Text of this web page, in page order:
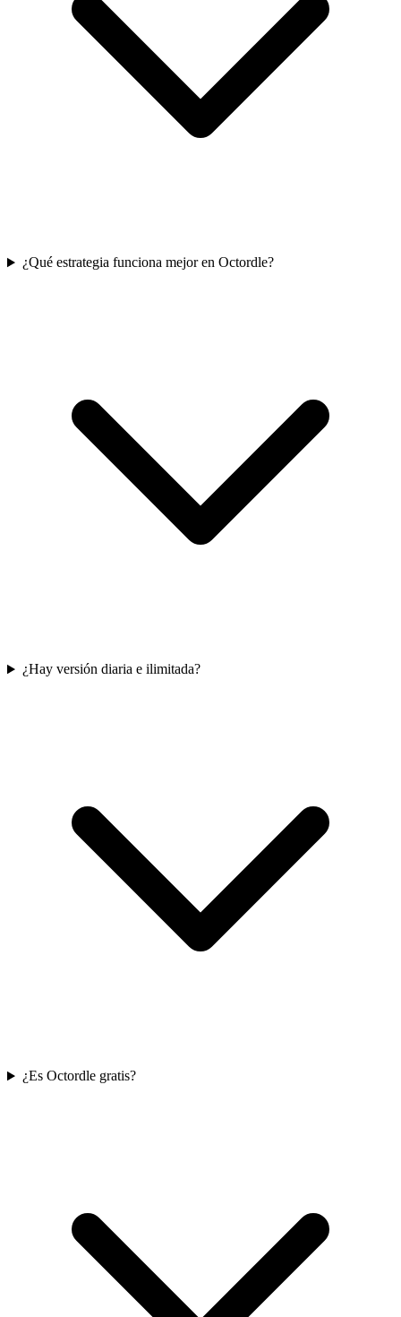
¿Qué estrategia funciona mejor en Octordle?
¿Hay versión diaria e ilimitada?
¿Es Octordle gratis?